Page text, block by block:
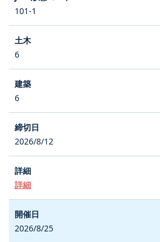
101-1
6
6
2026/8/12
詳細
2026/8/25